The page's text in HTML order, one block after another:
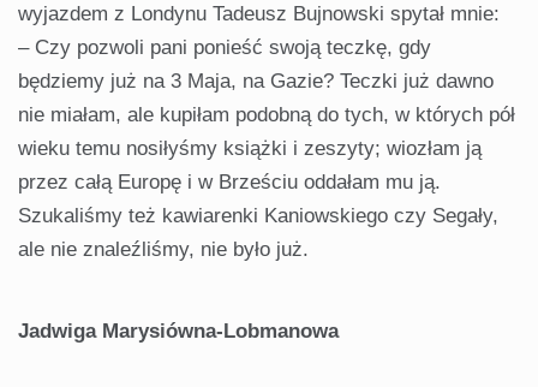
wyjazdem z Londynu Tadeusz Bujnowski spytał mnie:
– Czy pozwoli pani ponieść swoją teczkę, gdy
będziemy już na 3 Maja, na Gazie? Teczki już dawno
nie miałam, ale kupiłam podobną do tych, w których pół
wieku temu nosiłyśmy książki i zeszyty; wiozłam ją
przez całą Europę i w Brześciu oddałam mu ją.
Szukaliśmy też kawiarenki Kaniowskiego czy Segały,
ale nie znaleźliśmy, nie było już.
Jadwiga Marysiówna-Lobmanowa